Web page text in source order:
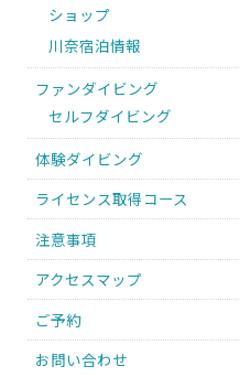
ショップ
川奈宿泊情報
ファンダイビング
セルフダイビング
体験ダイビング
ライセンス取得コース
注意事項
アクセスマップ
ご予約
お問い合わせ